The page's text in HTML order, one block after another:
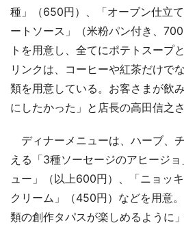
種」（650円）、「オーブン仕立
ートソース」（米粉パン付き、
トを用意し、全てにポテトスープ
リンクは、コーヒーや紅茶だけで
類を用意している。お客さまが飲
にしたかった」と店長の高田信之さ
ディナーメニューは、ハーブ、
える「3種ソーセージのアヒージ
ュー」（以上600円）、「ニョッ
クリーム」（450円）などを用意
類の創作タパスが楽しめるように